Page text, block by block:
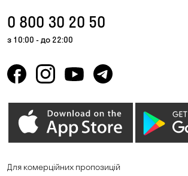
0 800 30 20 50
з 10:00 - до 22:00
Для комерційних пропозицій